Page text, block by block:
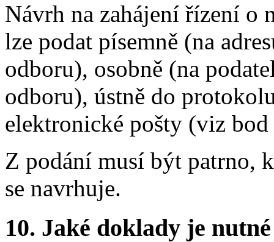
Návrh na zahájení řízení o
lze podat písemně (na
odboru), osobně (na
odboru), ústně do
elektronické pošty (viz
Z podání musí být patrno,
se navrhuje.
10. Jaké doklady je